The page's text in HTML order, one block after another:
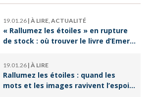
19.01.26 | À LIRE, ACTUALITÉ
« Rallumez les étoiles » en rupture
de stock : où trouver le livre d’Emeric
19.01.26 | À LIRE
Rallumez les étoiles : quand les
mots et les images ravivent l’espoir